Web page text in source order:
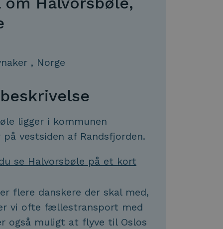
, Norge
ligger i kommunen
på vestsiden af Randsfjorden.
se Halvorsbøle på et kort
flere danskere der skal med,
vi ofte fællestransport med
også muligt at flyve til Oslos